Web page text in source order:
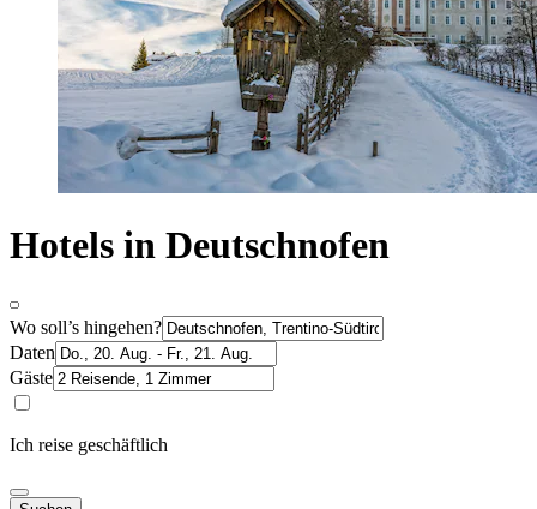
Hotels in Deutschnofen
Wo soll’s hingehen?
Daten
Gäste
Ich reise geschäftlich